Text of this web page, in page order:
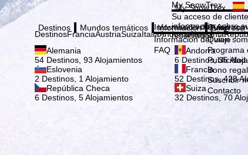
My SnowTrex
My SnowTrex
Su acceso de
información sobre
reservados.
Destinos
DestinosFranciaAustriaSuizaItaliaAndorraAlemania
Alemania
54 Destinos, 93 Alojamientos
Andorra
6 Destinos, 35
Eslovenia
2 Destinos, 1 Alojamiento
Francia
52 Destinos, 428
República Checa
6 Destinos, 5 Alojamientos
Suiza
32 Destinos, 70
Mundos temáticos Información
Información del viaje
Información del viaje
FAQ
Empresa
Quien
Quien
Programa
Bono
Suscribir
Contacto